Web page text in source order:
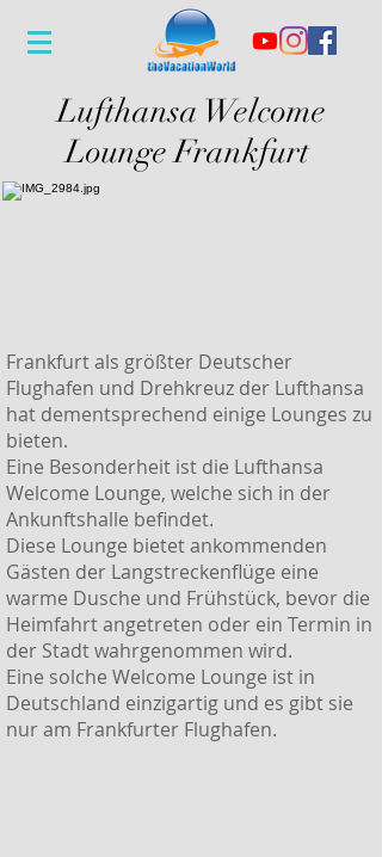
Lufthansa Welcome
LoungeFrankfurt
Frankfurt als größter Deutscher
Flughafen und Drehkreuz der Lufthansa
hat dementsprechend einige Lounges zu
bieten.
Eine Besonderheit ist die Lufthansa
Welcome Lounge, welche sich in der
Ankunftshalle befindet.
Diese Lounge bietet ankommenden
Gästen der Langstreckenflüge eine
warme Dusche und Frühstück, bevor die
Heimfahrt angetreten oder ein Termin in
der Stadt wahrgenommen wird.
Eine solche Welcome Lounge ist in
Deutschland einzigartig und es gibt sie
nur am Frankfurter Flughafen.